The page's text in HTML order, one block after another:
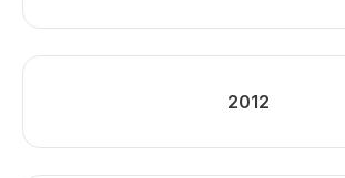
2012